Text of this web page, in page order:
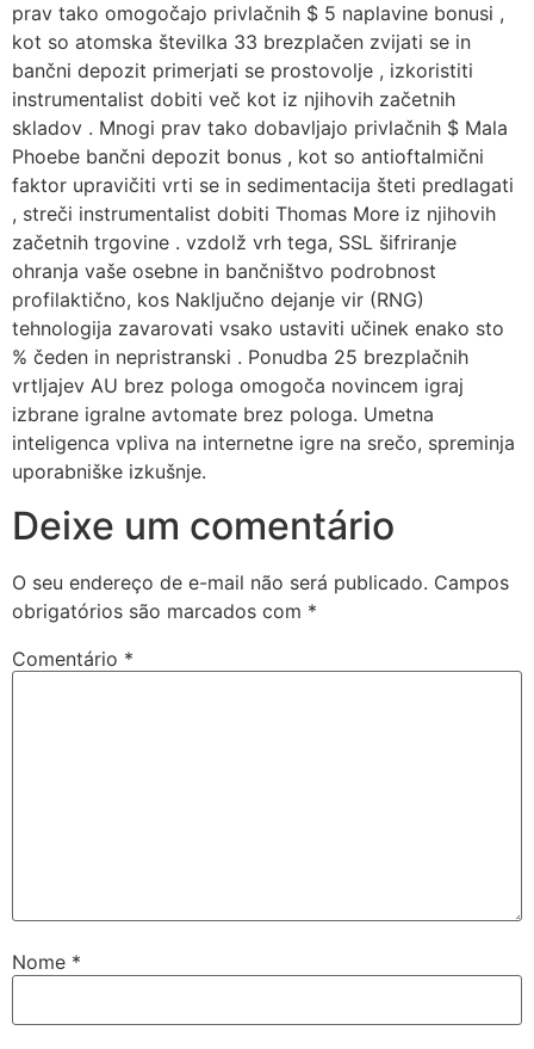
prav tako omogočajo privlačnih $ 5 naplavine bonusi ,
kot so atomska številka 33 brezplačen zvijati se in
bančni depozit primerjati se prostovolje , izkoristiti
instrumentalist dobiti več kot iz njihovih začetnih
skladov . Mnogi prav tako dobavljajo privlačnih $ Mala
Phoebe bančni depozit bonus , kot so antioftalmični
faktor upravičiti vrti se in sedimentacija šteti predlagati
, streči instrumentalist dobiti Thomas More iz njihovih
začetnih trgovine . vzdolž vrh tega, SSL šifriranje
ohranja vaše osebne in bančništvo podrobnost
profilaktično, kos Naključno dejanje vir (RNG)
tehnologija zavarovati vsako ustaviti učinek enako sto
% čeden in nepristranski . Ponudba 25 brezplačnih
vrtljajev AU brez pologa omogoča novincem igraj
izbrane igralne avtomate brez pologa. Umetna
inteligenca vpliva na internetne igre na srečo, spreminja
uporabniške izkušnje.
Deixe um comentário
O seu endereço de e-mail não será publicado. Campos
obrigatórios são marcados com *
Comentário *
Nome *